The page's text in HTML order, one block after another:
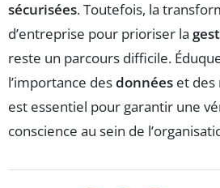
sécurisées. Toutefois, la
d’entreprise pour prioriser la
reste un parcours difficile.
l’importance desdonnées et
est essentiel pour garantir une
conscience au sein de